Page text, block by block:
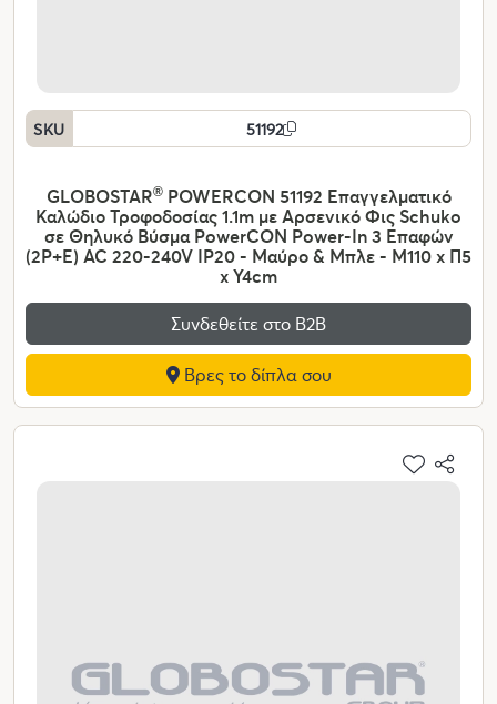
SKU 51192
GLOBOSTAR®POWERCON 51192 Επαγγελματικό
Καλώδιο Τροφοδοσίας 1.1m με Αρσενικό Φις Schuko
σε Θηλυκό Βύσμα PowerCON Power-In 3 Επαφών
(2P+E) AC 220-240V IP20 - Μαύρο & Μπλε - Μ110 x Π5
x Υ4cm
Συνδεθείτε στο Β2Β
Βρες το δίπλα σου